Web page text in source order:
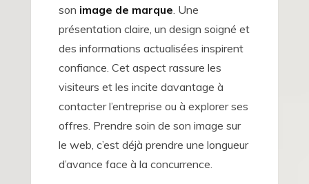
son image de marque. Une
présentation claire, un design soigné et
des informations actualisées inspirent
confiance. Cet aspect rassure les
visiteurs et les incite davantage à
contacter l’entreprise ou à explorer ses
offres. Prendre soin de son image sur
le web, c’est déjà prendre une longueur
d’avance face à la concurrence.